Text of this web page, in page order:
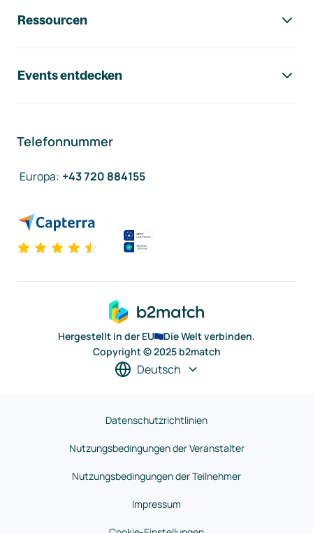
Ressourcen
Events entdecken
Telefonnummer
Europa: +43 720 884155
Hergestellt in der EU
Die Welt verbinden.
Copyright © 2025 b2match
Deutsch
Datenschutzrichtlinien
Nutzungsbedingungen der Veranstalter
Nutzungsbedingungen der Teilnehmer
Impressum